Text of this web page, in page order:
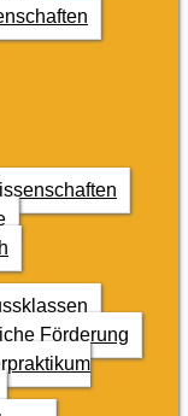
Förderung